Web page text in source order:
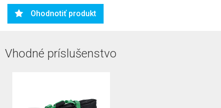
Ohodnotiť produkt
Vhodné príslušenstvo